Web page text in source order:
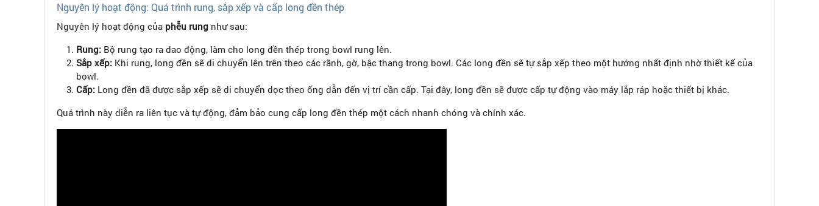
Nguyên lý hoạt động: Quá trình rung, sắp xếp và cấp long đền thép
Nguyên lý hoạt động của phễu rung như sau:
Rung: Bộ rung tạo ra dao động, làm cho long đền thép trong bowl rung lên.
Sắp xếp: Khi rung, long đền sẽ di chuyển lên trên theo các rãnh, gờ, bậc thang trong bowl. Các long đền sẽ tự sắp xếp theo một hướng nhất định nhờ thiết kế của
bowl.
Cấp: Long đền đã được sắp xếp sẽ di chuyển dọc theo ống dẫn đến vị trí cần cấp. Tại đây, long đền sẽ được cấp tự động vào máy lắp ráp hoặc thiết bị khác.
Quá trình này diễn ra liên tục và tự động, đảm bảo cung cấp long đền thép một cách nhanh chóng và chính xác.